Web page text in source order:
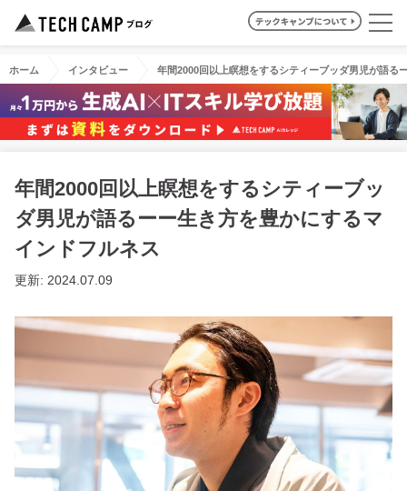
ホーム インタビュー 年間2000回以上瞑想をするシティーブッダ男児が語る
年間2000回以上瞑想をするシティーブッ
ダ男児が語るーー生き方を豊かにするマ
インドフルネス
更新: 2024.07.09